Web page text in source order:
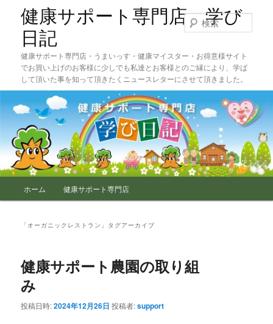
へ
移
健康サポート専門店 学び
日記
健康サポート専門店・うまいっす・健康マイスター・お得意様サイト
でお買い上げのお客様に少しでも私達とお客様とのご縁により、学ば
して頂いた事を知って頂きたくニュースレターにさせて頂きました。
索
ホーム 健康サポート専門店
「 オーガニックレストラン 」タグアーカイブ
健康サポート農園の取り組
み
投稿日時:2024年12月26日 投稿者:support